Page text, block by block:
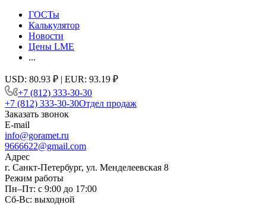
ГОСТы
Калькулятор
Новости
Цены LME
...
USD: 80.93 ₽ | EUR: 93.19 ₽
+7 (812) 333-30-30
+7 (812) 333-30-30Отдел продаж
Заказать звонок
E-mail
info@goramet.ru
9666622@gmail.com
Адрес
г. Санкт-Петербург, ул. Менделеевская 8
Режим работы
Пн–Пт: с 9:00 до 17:00
Сб-Вс: выходной